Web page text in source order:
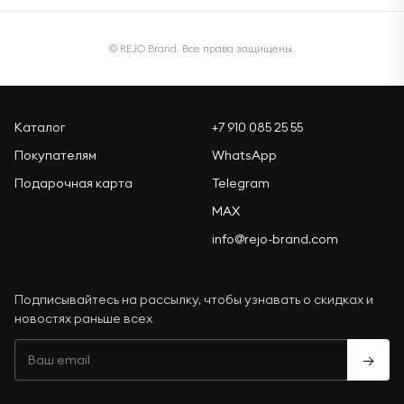
© REJO Brand. Все права защищены.
Каталог
Покупателям
Подарочная карта
+7 910 085 25 55
WhatsApp
Telegram
MAX
info@rejo-brand.com
Подписывайтесь на рассылку, чтобы узнавать о скидках и
новостях раньше всех
→